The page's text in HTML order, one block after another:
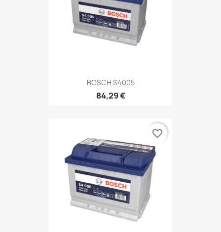
BOSCH S4005
84,29 €
favorite_border